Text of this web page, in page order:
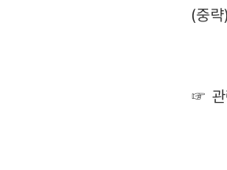
(중략)
☞ 관